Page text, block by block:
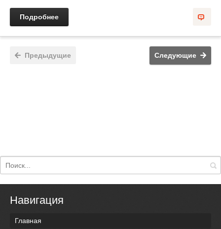
Подробнее
Предыдущие Следующие
Навигация
Главная